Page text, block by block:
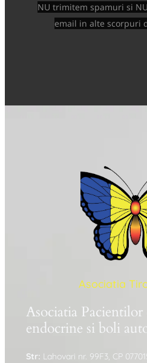
NU trimitem spamuri si
email in alte scorpuri
Asociatia
Asociatia
endocrine si boli
Str: Lahovari nr. 99F3, CP